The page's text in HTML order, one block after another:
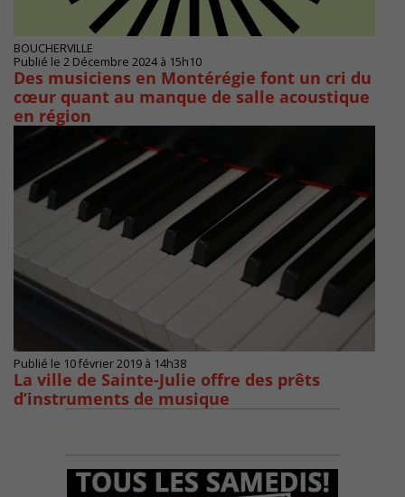
BOUCHERVILLE
Publié le 2 Décembre 2024 à 15h10
Des musiciens en Montérégie font un cri du
cœur quant au manque de salle acoustique
en région
Publié le 10 février 2019 à 14h38
La ville de Sainte-Julie offre des prêts
d’instruments de musique